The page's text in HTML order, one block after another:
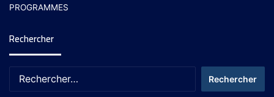
PROGRAMMES
Rechercher